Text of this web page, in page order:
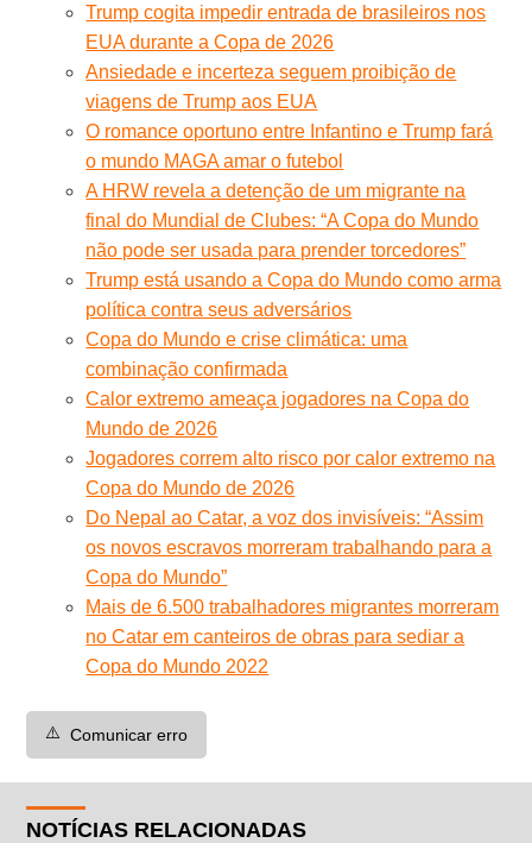
Trump cogita impedir entrada de brasileiros nos
EUA durante a Copa de 2026
Ansiedade e incerteza seguem proibição de
viagens de Trump aos EUA
O romance oportuno entre Infantino e Trump fará
o mundo MAGA amar o futebol
A HRW revela a detenção de um migrante na
final do Mundial de Clubes: “A Copa do Mundo
não pode ser usada para prender torcedores”
Trump está usando a Copa do Mundo como arma
política contra seus adversários
Copa do Mundo e crise climática: uma
combinação confirmada
Calor extremo ameaça jogadores na Copa do
Mundo de 2026
Jogadores correm alto risco por calor extremo na
Copa do Mundo de 2026
Do Nepal ao Catar, a voz dos invisíveis: “Assim
os novos escravos morreram trabalhando para a
Copa do Mundo”
Mais de 6.500 trabalhadores migrantes morreram
no Catar em canteiros de obras para sediar a
Copa do Mundo 2022
⚠️ Comunicar erro
NOTÍCIAS RELACIONADAS